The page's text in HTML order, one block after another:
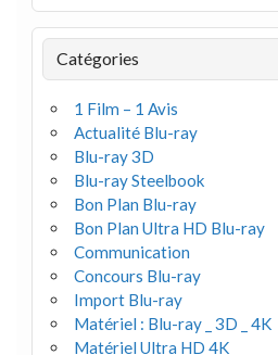
Catégories
1 Film – 1 Avis
Actualité Blu-ray
Blu-ray 3D
Blu-ray Steelbook
Bon Plan Blu-ray
Bon Plan Ultra HD Blu-ray
Communication
Concours Blu-ray
Import Blu-ray
Matériel : Blu-ray _ 3D _ 4K
Matériel Ultra HD 4K